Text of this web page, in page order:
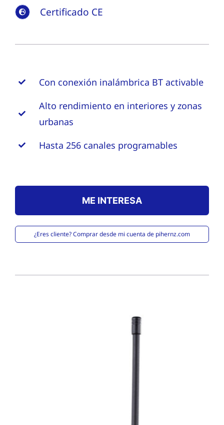
Certificado CE
Con conexión inalámbrica BT activable
Alto rendimiento en interiores y zonas
urbanas
Hasta 256 canales programables
ME INTERESA
¿Eres cliente? Comprar desde mi cuenta de pihernz.com